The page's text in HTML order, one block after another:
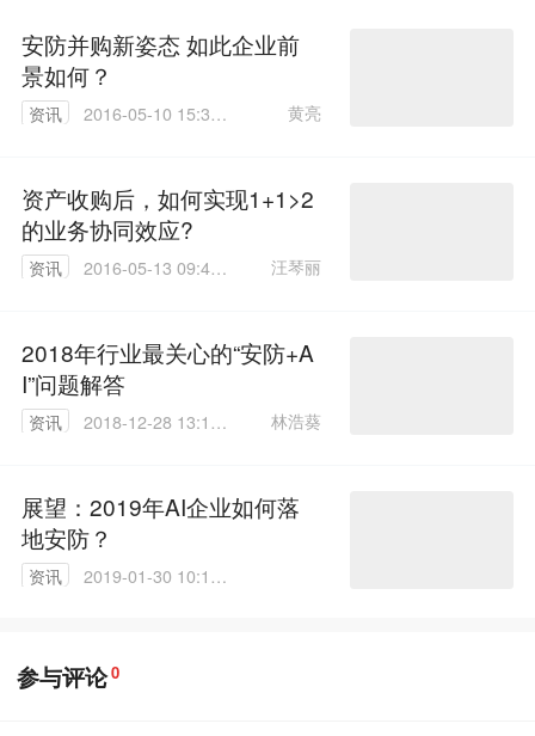
安防并购新姿态 如此企业前
景如何？
资讯
2016-05-10 15:34:
黄亮
资产收购后，如何实现1+1>2
的业务协同效应?
资讯
2016-05-13 09:44:
汪琴丽
2018年行业最关心的“安防+A
I”问题解答
资讯
2018-12-28 13:19:
林浩葵
展望：2019年AI企业如何落
地安防？
资讯
2019-01-30 10:11:
参与评论0